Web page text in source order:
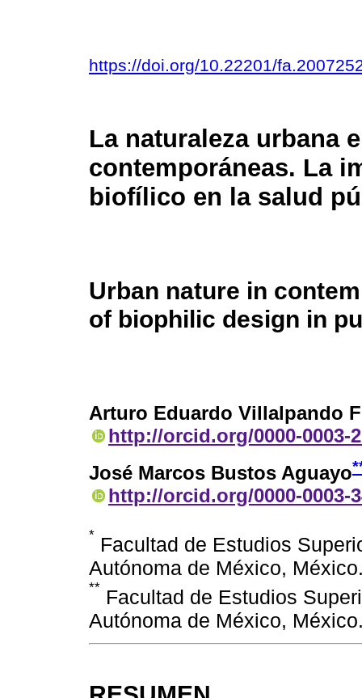
https://doi.org/10.22201/
La naturaleza urbana
contemporáneas. La
biofílico en la salud
Urban nature in
of biophilic design in
Arturo Eduardo Villalpando
http://orcid.org/0000-0003-
José Marcos Bustos Aguayo
http://orcid.org/0000-0003-
* Facultad de Estudios
Autónoma de México,
** Facultad de Estudios
Autónoma de México,